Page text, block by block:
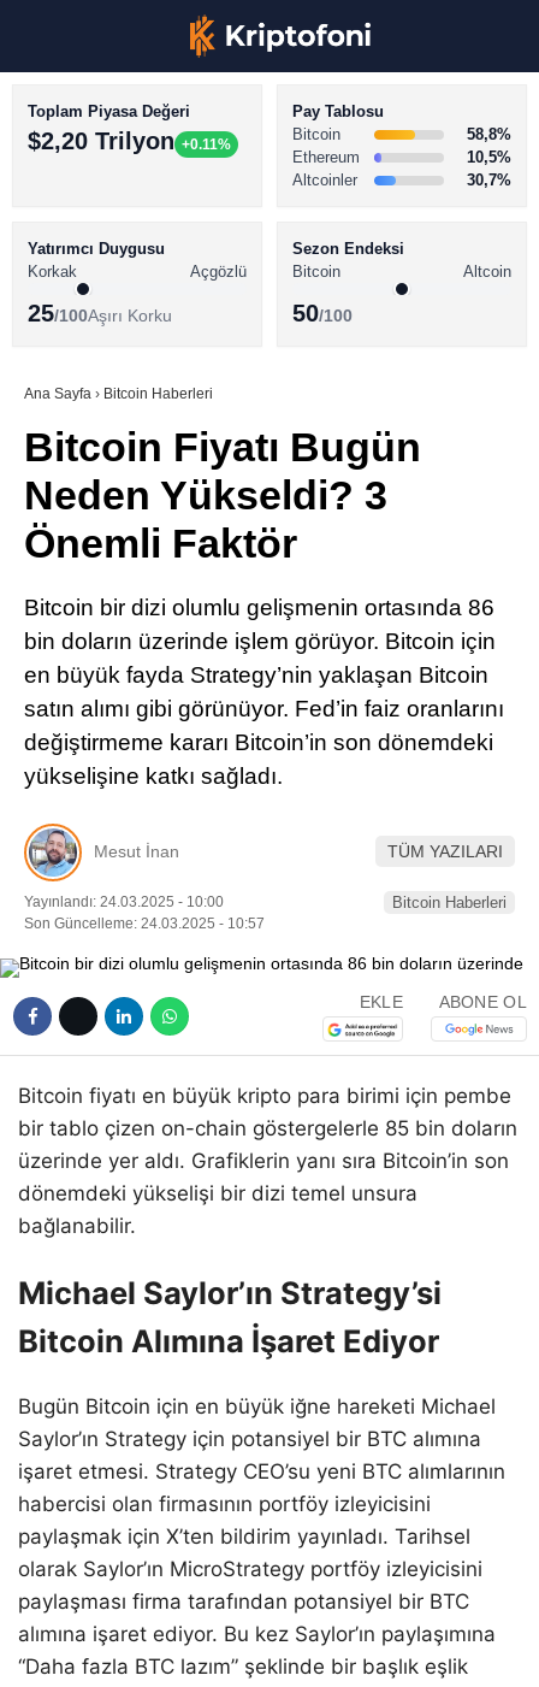
Youtube
TikTok
LinkedIn
Telegram
BİTCOİN HABERLERİ
ALTCOİN HABERLERİ
SÖZLÜK
Toplam Piyasa Değeri
$2,20 Trilyon +0.11%
Pay Tablosu
Bitcoin
58,8%
Ethereum
10,5%
Altcoinler
30,7%
Yatırımcı Duygusu
Korkak
Açgözlü
25/100Aşırı Korku
Sezon Endeksi
Bitcoin
Altcoin
50/100
Ana Sayfa › Bitcoin Haberleri
Bitcoin Fiyatı Bugün
Neden Yükseldi? 3
Önemli Faktör
Bitcoin bir dizi olumlu gelişmenin ortasında 86
bin doların üzerinde işlem görüyor. Bitcoin için
en büyük fayda Strategy’nin yaklaşan Bitcoin
satın alımı gibi görünüyor. Fed’in faiz oranlarını
değiştirmeme kararı Bitcoin’in son dönemdeki
yükselişine katkı sağladı.
Mesut İnan TÜM YAZILARI
Yayınlandı: 24.03.2025 - 10:00
Son Güncelleme: 24.03.2025 - 10:57
Bitcoin Haberleri
EKLE ABONE OL
Bitcoin fiyatı en büyük kripto para birimi için pembe
bir tablo çizen on-chain göstergelerle 85 bin doların
üzerinde yer aldı. Grafiklerin yanı sıra Bitcoin’in son
dönemdeki yükselişi bir dizi temel unsura
bağlanabilir.
Michael Saylor’ın Strategy’si
Bitcoin Alımına İşaret Ediyor
Bugün Bitcoin için en büyük iğne hareketi Michael
Saylor’ın Strategy için potansiyel bir BTC alımına
işaret etmesi. Strategy CEO’su yeni BTC alımlarının
habercisi olan firmasının portföy izleyicisini
paylaşmak için X’ten bildirim yayınladı. Tarihsel
olarak Saylor’ın MicroStrategy portföy izleyicisini
paylaşması firma tarafından potansiyel bir BTC
alımına işaret ediyor. Bu kez Saylor’ın paylaşımına
“Daha fazla BTC lazım” şeklinde bir başlık eşlik